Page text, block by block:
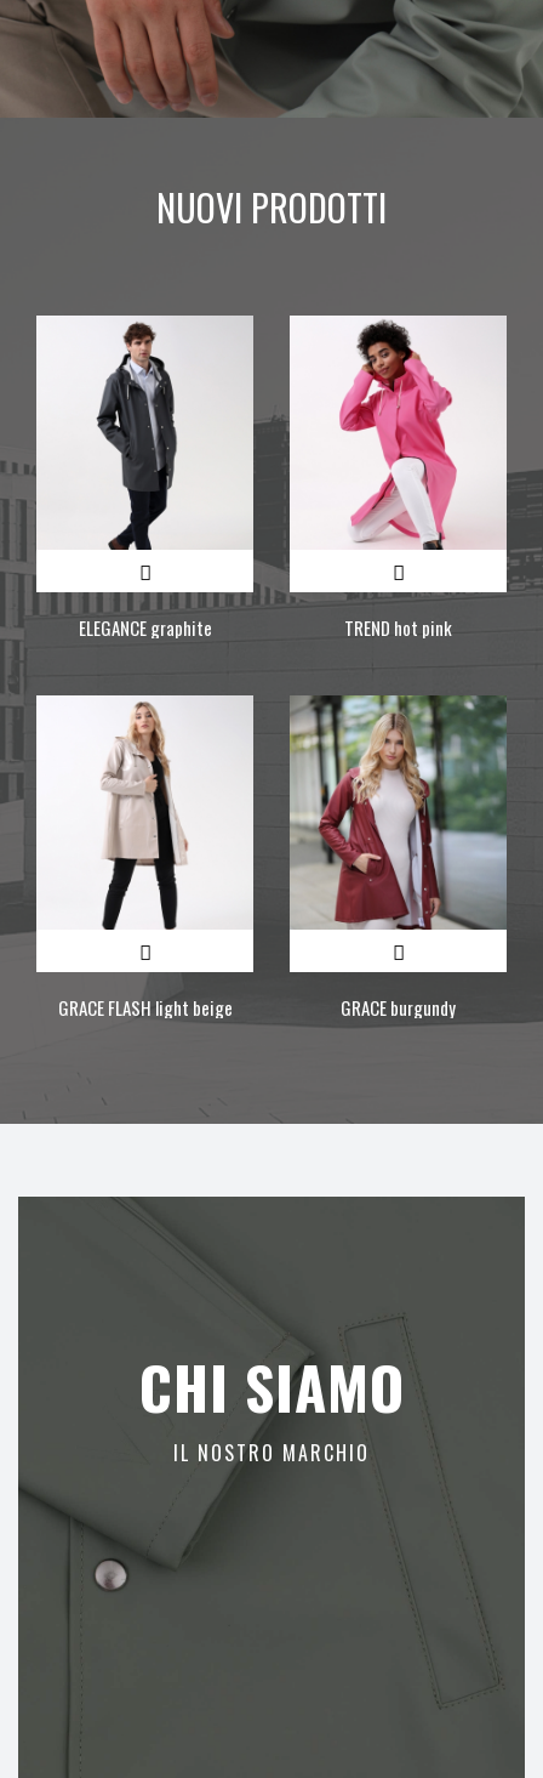
NUOVI PRODOTTI
ELEGANCE graphite TREND hot pink
GRACE FLASH light beige GRACE burgundy
CHI SIAMO
IL NOSTRO MARCHIO